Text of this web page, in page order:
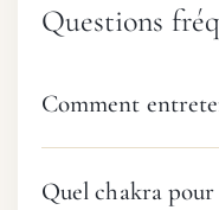
Questions
Comment
Quel chakra